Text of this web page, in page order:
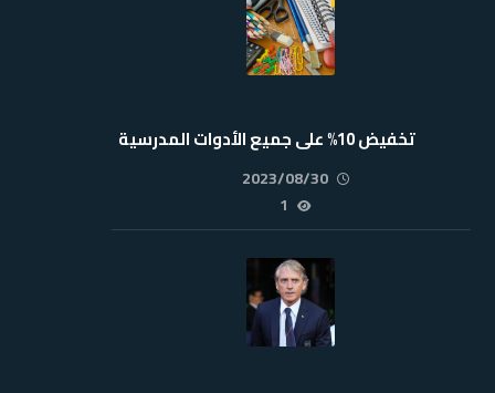
تخفيض 10% على جميع الأدوات المدرسية
2023/08/30
1